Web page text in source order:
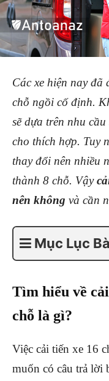
Các xe hiện nay đã
chỗ ngồi cố định.
sẽ dựa trên nhu
cho thích hợp. Tuy
thay đổi nên nhiều
thành 8 chỗ. Vậy
nên không và cần
Mục Lục
Tìm hiểu về
chỗ là gì?
Việc cải tiến xe 16
muốn có câu trả lời